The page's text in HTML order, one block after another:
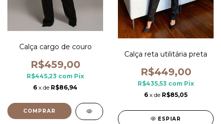
Calça cargo de couro
R$459,00
R$445,23 com Pix
6 x de R$86,94
COMPRAR
Calça reta utilitária preta
R$449,00
R$435,53 com Pix
6 x de R$85,05
ESPIAR